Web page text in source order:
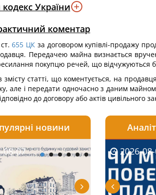
України
коментар
655 ЦК за договором купівлі-продажу
Передачею майна визнається
покупцю речей, що відчужуються
змісту статті, що коментується, на
але і передати одночасно з даним
до договору або актів цивільного
новини
07 2026-08-06
08-03 2026-